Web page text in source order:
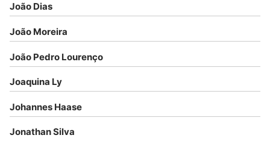
João Dias
João Moreira
João Pedro Lourenço
Joaquina Ly
Johannes Haase
Jonathan Silva